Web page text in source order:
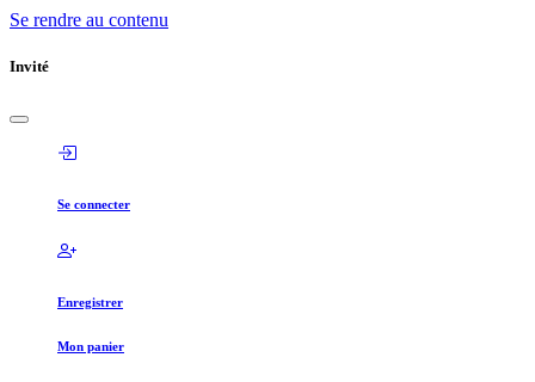
Se rendre au contenu
Invité
Se connecter
Enregistrer
Mon panier